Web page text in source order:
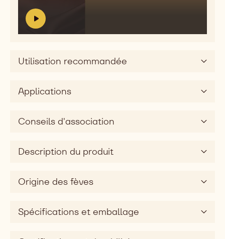
gustative
silky
i
o
e
o
y
p
o
l
i
o
Sensory
profile
video
Utilisation recommandée
Applications
Conseils d'association
Description du produit
Origine des fèves
Spécifications et emballage